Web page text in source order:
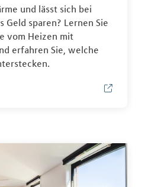
und lässt sich bei
Geld sparen? Lernen Sie
vom Heizen mit
erfahren Sie, welche